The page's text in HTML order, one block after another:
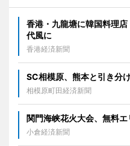
香港・九龍塘に韓国料理
代風に
香港経済新聞
SC相模原、熊本と引き
相模原町田経済新聞
関門海峡花火大会、無料
小倉経済新聞